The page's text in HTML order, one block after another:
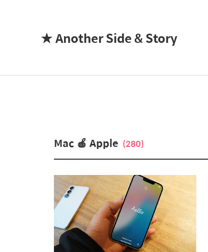
★ Another Side & Story
Mac 🍎 Apple (280)